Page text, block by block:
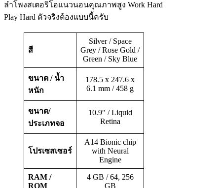
ลำโพงสเตอริโอแนวนอนคุณภาพสูง Work Hard
Play Hard ตัวจริงต้องแบบนี้ครับ
สี
Silver / Space
Grey / Rose Gold /
Green / Sky Blue
ขนาด / น้ำ
หนัก
178.5 x 247.6 x
6.1 mm / 458 g
ขนาด/
ประเภทจอ
10.9″ / Liquid
Retina
โปรเซสเซอร์
A14 Bionic chip
with Neural
Engine
RAM /
ROM
4 GB / 64, 256
GB